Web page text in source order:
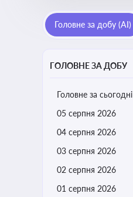
Головне за добу (AI)
ГОЛОВНЕ ЗА ДОБУ
Головне за сьогодні
05 серпня 2026
04 серпня 2026
03 серпня 2026
02 серпня 2026
01 серпня 2026